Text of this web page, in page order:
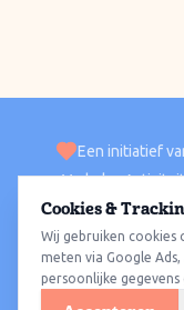
Een initiatief
Verhalen
Alle wijkenAlmere
Almere HoutAlmere
Cookies &
Wij gebruiken cookies
meten via Google
persoonlijke